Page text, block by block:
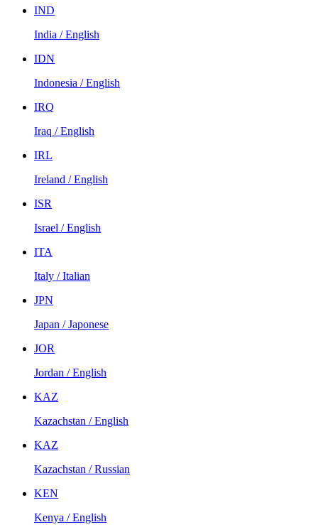
IND
India / English
IDN
Indonesia / English
IRQ
Iraq / English
IRL
Ireland / English
ISR
Israel / English
ITA
Italy / Italian
JPN
Japan / Japonese
JOR
Jordan / English
KAZ
Kazachstan / English
KAZ
Kazachstan / Russian
KEN
Kenya / English